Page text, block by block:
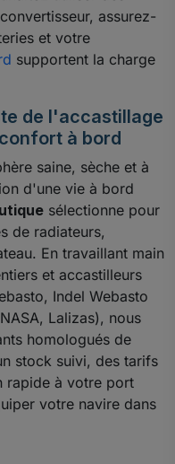
assurez-
et votre
supportent la charge
de l'accastillage
à bord
saine, sèche et à
d'une vie à bord
sélectionne pour
de radiateurs,
En travaillant main
et accastilleurs
Indel Webasto
Lalizas), nous
homologués de
stock suivi, des tarifs
rapide à votre port
votre navire dans